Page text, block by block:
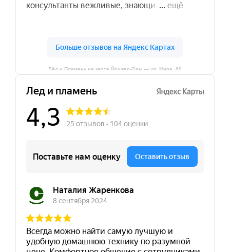
Лёд и Пламень на карте Йошкар‑Олы — ул. Мира, 68